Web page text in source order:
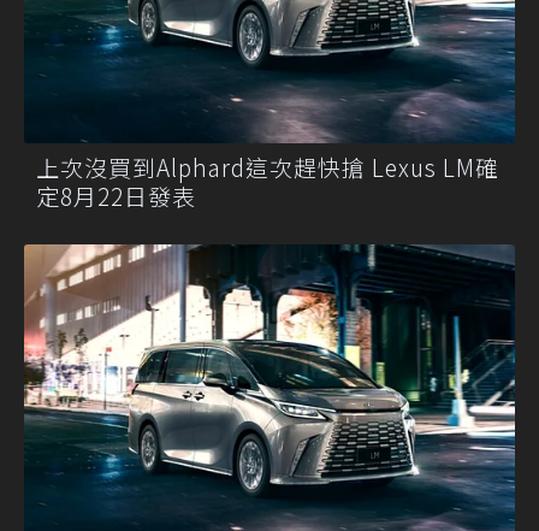
上次沒買到Alphard這次趕快搶 Lexus LM確
定8月22日發表